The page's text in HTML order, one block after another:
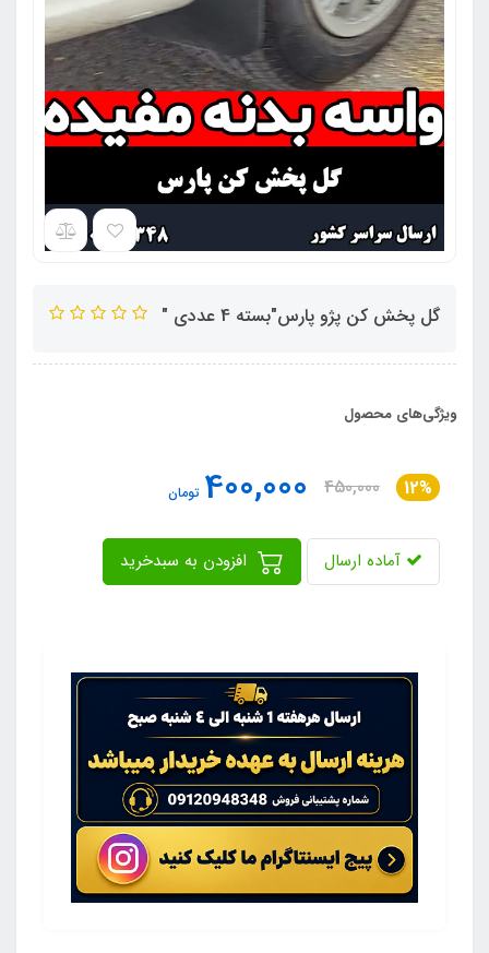
گل پخش کن پژو پارس"بسته 4 عددی "
ویژگی‌های محصول
12%
450,000
400,000 تومان
آماده ارسال